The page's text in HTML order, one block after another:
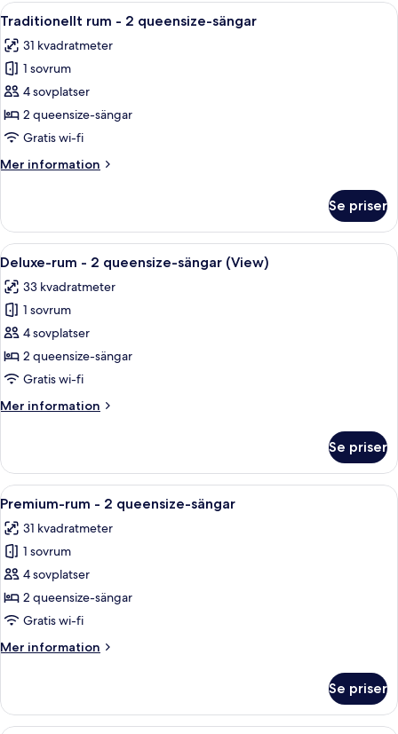
1
säng
Öppna
alla
foton
för
Traditionellt
rum
-
queensize-
Ett modernt hotellrum med en stor
4
Traditionellt rum - 2 queensize-sängar
31 kvadratmeter
1 sovrum
4 sovplatser
2 queensize-sängar
Gratis wi-fi
Mer information
Mer
rum
2
sängar
Se priser
Öppna
alla
foton
för
Deluxe-
rum
-
queensize-
Ett modernt hotellrum med en stor
7
Deluxe-rum - 2 queensize-sängar (View)
33 kvadratmeter
1 sovrum
4 sovplatser
2 queensize-sängar
Gratis wi-fi
Mer information
Mer
rum
2
sängar
(View)
Se priser
Öppna
alla
foton
för
Premium-
rum
-
queensize-
Ett modernt hotellrum med en stor
5
Premium-rum - 2 queensize-sängar
31 kvadratmeter
1 sovrum
4 sovplatser
2 queensize-sängar
Gratis wi-fi
Mer information
Mer
rum
Se priser